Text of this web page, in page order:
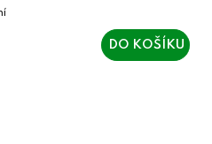
DO KOŠÍKU